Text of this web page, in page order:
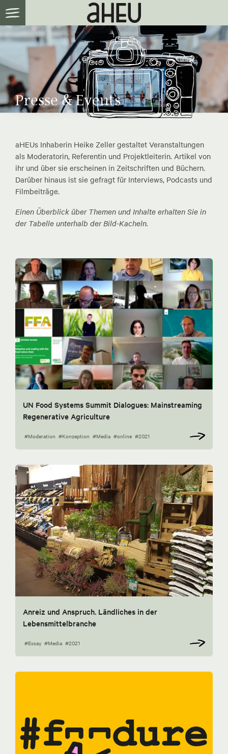
Presse & Events
aHEUs Inhaberin Heike Zeller gestaltet Veranstaltungen
als Moderatorin, Referentin und Projektleiterin. Artikel von
ihr und über sie erscheinen in Zeitschriften und Büchern.
Darüber hinaus ist sie gefragt für Interviews, Podcasts und
Filmbeiträge.
Einen Überblick über Themen und Inhalte erhalten Sie in
der Tabelle unterhalb der Bild-Kacheln.
UN Food Systems Summit Dialogues: Mainstreaming
Regenerative Agriculture
#Moderation #Konzeption #Media #online #2021
Anreiz und Anspruch. Ländliches in der
Lebensmittelbranche
#Essay #Media #2021